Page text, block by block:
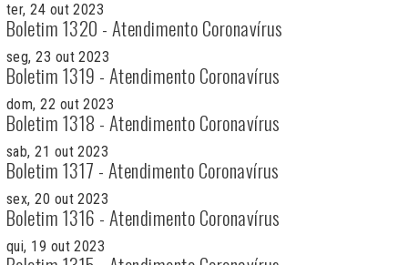
ter, 24 out 2023
Boletim 1320 - Atendimento Coronavírus
seg, 23 out 2023
Boletim 1319 - Atendimento Coronavírus
dom, 22 out 2023
Boletim 1318 - Atendimento Coronavírus
sab, 21 out 2023
Boletim 1317 - Atendimento Coronavírus
sex, 20 out 2023
Boletim 1316 - Atendimento Coronavírus
qui, 19 out 2023